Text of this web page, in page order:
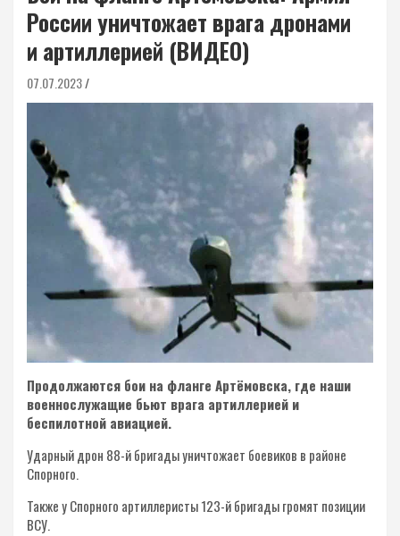
России уничтожает врага дронами
и артиллерией (ВИДЕО)
07.07.2023
Продолжаются бои на фланге Артёмовска, где наши
военнослужащие бьют врага артиллерией и
беспилотной авиацией.
Ударный дрон 88-й бригады уничтожает боевиков в районе
Спорного.
Также у Спорного артиллеристы 123-й бригады громят позиции
ВСУ.